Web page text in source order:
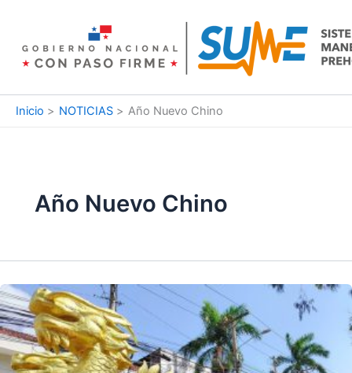
contenido
Inicio NOTICIAS Año Nuevo Chino
Año Nuevo Chino